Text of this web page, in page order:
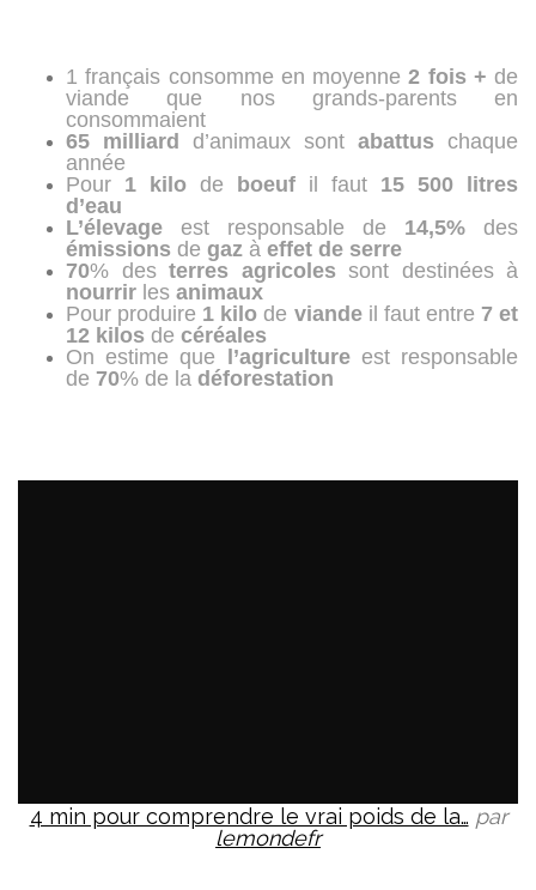
1 français consomme en moyenne 2 fois + de
viande que nos grands-parents en
consommaient
65 milliard d’animaux sont abattus chaque
année
Pour 1 kilo de boeuf il faut 15 500 litres
d’eau
L’élevage est responsable de 14,5% des
émissions de gaz à effet de serre
70% des terres agricoles sont destinées à
nourrir les animaux
Pour produire 1 kilo de viandeil faut entre 7 et
12 kilos de céréales
On estime que
l’agricultureest responsable
de 70% de la déforestation
4 min pour comprendre le vrai poids de la… par
lemondefr